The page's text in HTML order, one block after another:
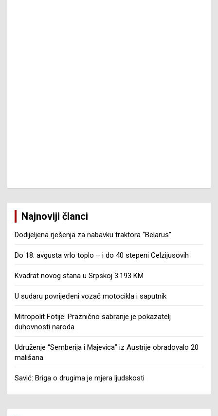
Najnoviji članci
Dodijeljena rješenja za nabavku traktora “Belarus”
Do 18. avgusta vrlo toplo – i do 40 stepeni Celzijusovih
Kvadrat novog stana u Srpskoj 3.193 KM
U sudaru povrijeđeni vozač motocikla i saputnik
Mitropolit Fotije: Praznično sabranje je pokazatelj
duhovnosti naroda
Udruženje “Semberija i Majevica” iz Austrije obradovalo 20
mališana
Savić: Briga o drugima je mjera ljudskosti